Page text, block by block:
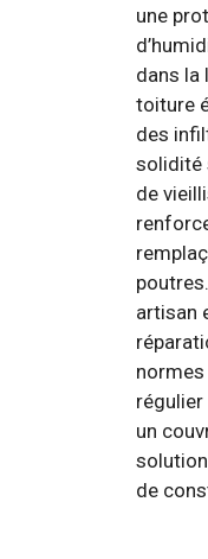
une
dans la
toiture
des
solidité
de
artisan
normes
un
de